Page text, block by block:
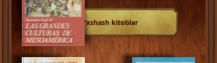
O'xshash kitoblar